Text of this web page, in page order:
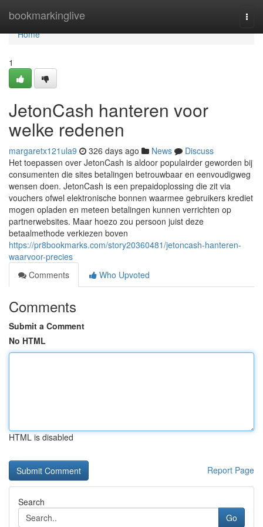
bookmarkinglive
Home
Home
1
JetonCash hanteren voor
welke redenen
margaretx121ula9 326 days ago News
Discuss
Het toepassen over JetonCash is aldoor populairder geworden bij
consumenten die sites betalingen betrouwbaar en eenvoudigweg
wensen doen. JetonCash is een prepaidoplossing die zit via
vouchers ofwel elektronische bonnen waarmee gebruikers krediet
mogen opladen en meteen betalingen kunnen verrichten op
partnerwebsites. Maar hoezo zou persoon juist deze
betaalmethode verkiezen boven
https://pr8bookmarks.com/story20360481/jetoncash-hanteren-
waarvoor-precies
Comments
Who Upvoted
Comments
Submit a Comment
No HTML
HTML is disabled
Report Page
Search
Go